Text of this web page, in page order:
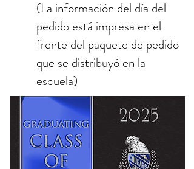
(La información del día del
pedido está impresa en el
frente del paquete de pedido
que se distribuyó en la
escuela)